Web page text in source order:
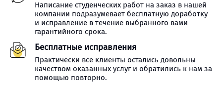
Написание студенческих работ на заказ в нашей
компании подразумевает бесплатную доработку
и исправление в течение выбранного вами
гарантийного срока.
Бесплатные исправления
Практически все клиенты остались довольны
качеством оказанных услуг и обратились к нам за
помощью повторно.